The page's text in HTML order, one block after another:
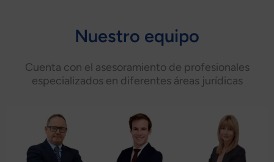
Nuestro equipo
Cuenta con el asesoramiento de profesionales
especializados en diferentes áreas jurídicas